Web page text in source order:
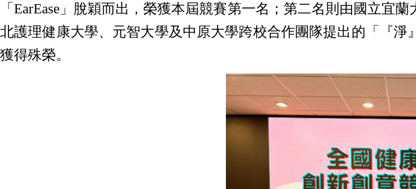
「EarEase」脫穎而出，榮獲本屆競賽第一名；第二名則由國立
北護理健康大學、元智大學及中原大學跨校合作團隊提出的「『
獲得殊榮。